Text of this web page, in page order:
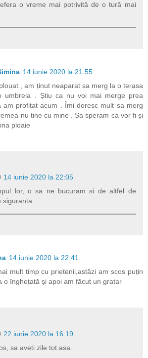
o vreme mai potrivită de o tură mai
14 iunie 2020 la 21:55
, am ținut neaparat sa merg la o terasa
umbrela . Știu ca nu voi mai merge prea
am profitat acum . Îmi doresc mult sa merg
nu tine cu mine . Sa speram ca vor fi și
ploaie
14 iunie 2020 la 22:05
lor, o sa ne bucuram si de altfel de
14 iunie 2020 la 22:41
mult timp cu prietenii,astăzi am scos puțin
o înghețată și apoi am făcut un gratar
22 iunie 2020 la 16:19
sa aveti zile tot asa.